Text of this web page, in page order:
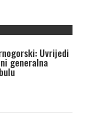
Uvrijedi
generalna